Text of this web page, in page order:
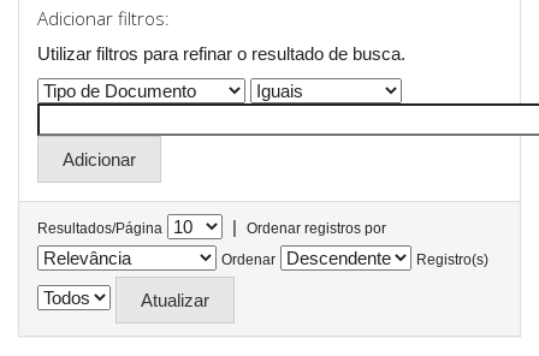
Adicionar filtros:
Utilizar filtros para refinar o resultado de busca.
Resultados/Página |
Ordenar registros por
Ordenar
Registro(s)